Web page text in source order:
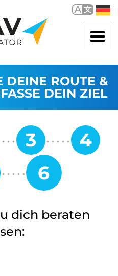
DEINE ROUTE &
DEIN ZIEL
dich beraten